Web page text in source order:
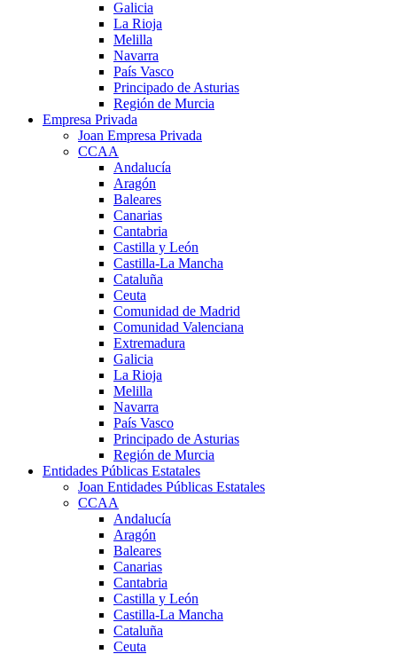
Galicia
La Rioja
Melilla
Navarra
País Vasco
Principado de Asturias
Región de Murcia
Empresa Privada
Joan Empresa Privada
CCAA
Andalucía
Aragón
Baleares
Canarias
Cantabria
Castilla y León
Castilla-La Mancha
Cataluña
Ceuta
Comunidad de Madrid
Comunidad Valenciana
Extremadura
Galicia
La Rioja
Melilla
Navarra
País Vasco
Principado de Asturias
Región de Murcia
Entidades Públicas Estatales
Joan Entidades Públicas Estatales
CCAA
Andalucía
Aragón
Baleares
Canarias
Cantabria
Castilla y León
Castilla-La Mancha
Cataluña
Ceuta